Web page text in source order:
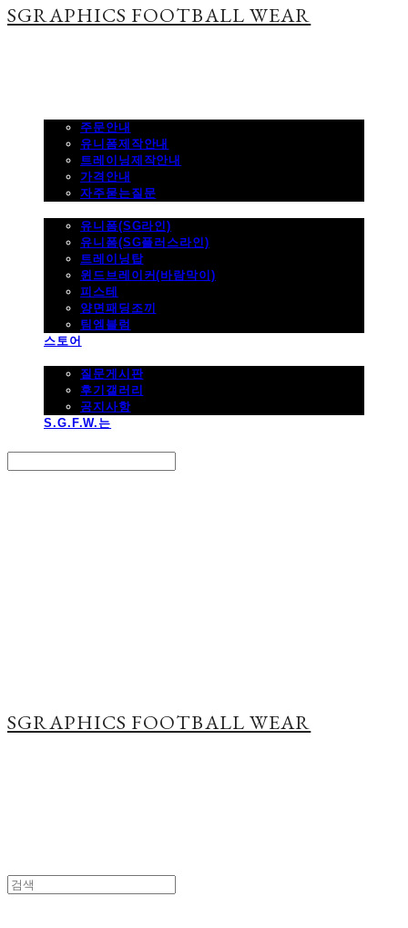
SGRAPHICS FOOTBALL WEAR
주문안내
유니폼제작안내
트레이닝제작안내
가격안내
자주묻는질문
유니폼(SG라인)
유니폼(SG플러스라인)
트레이닝탑
윈드브레이커(바람막이)
피스테
양면패딩조끼
팀엠블럼
스토어
질문게시판
후기갤러리
공지사항
S.G.F.W.는
SGRAPHICS FOOTBALL WEAR